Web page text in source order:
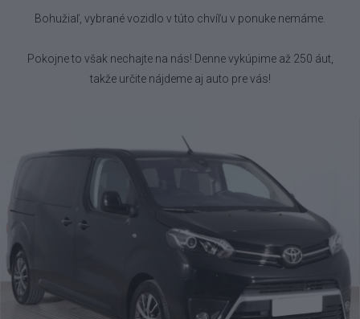
Bohužiaľ, vybrané vozidlo v túto chvíľu v ponuke nemáme.
Pokojne to však nechajte na nás! Denne vykúpime až 250 áut,
takže určite nájdeme aj auto pre vás!